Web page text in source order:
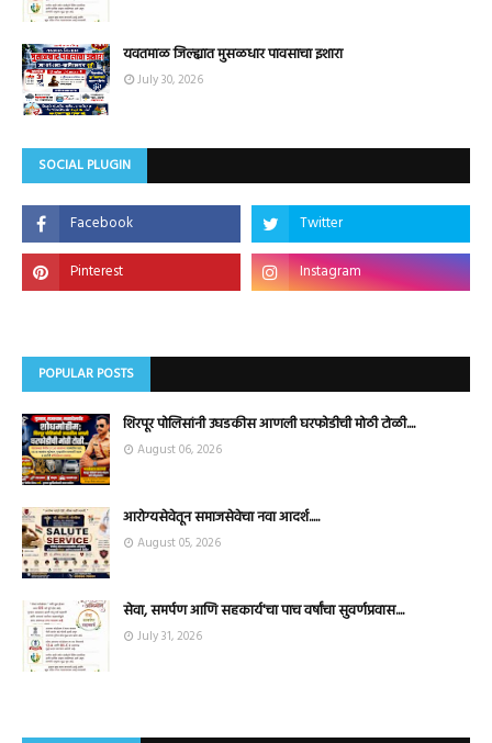
यवतमाळ जिल्ह्यात मुसळधार पावसाचा इशारा
July 30, 2026
SOCIAL PLUGIN
POPULAR POSTS
शिरपूर पोलिसांनी उघडकीस आणली घरफोडीची मोठी टोळी....
August 06, 2026
आरोग्यसेवेतून समाजसेवेचा नवा आदर्श.....
August 05, 2026
सेवा, समर्पण आणि सहकार्य'चा पाच वर्षांचा सुवर्णप्रवास....
July 31, 2026